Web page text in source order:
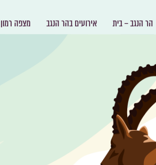
הר הנגב – בית אירועים בהר הנגב מצפה רמון